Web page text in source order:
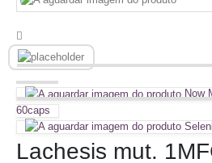
Now
60caps
Lachesis mut.